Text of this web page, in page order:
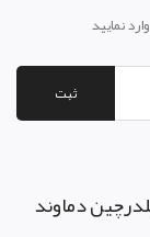
نمایید
ثبت
دماوند